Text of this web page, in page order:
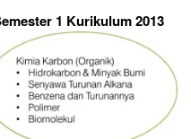
1 Kurikulum 2013